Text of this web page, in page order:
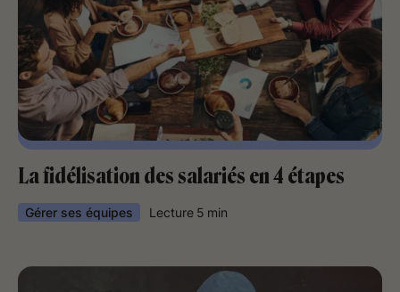
La fidélisation des salariés en 4 étapes
Gérer ses équipes Lecture 5 min